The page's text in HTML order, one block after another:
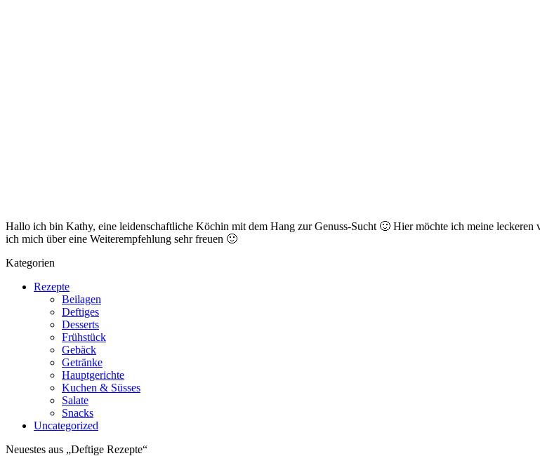
Hallo ich bin Kathy, eine leidenschaftliche Köchin mit dem Hang zur Genuss-Sucht 🙂 Hier möchte ich meine
ich mich über eine Weiterempfehlung sehr freuen 🙂
Kategorien
Rezepte
Beilagen
Deftiges
Desserts
Frühstück
Gebäck
Getränke
Hauptgerichte
Kuchen & Süsses
Salate
Snacks
Uncategorized
Neuestes aus „Deftige Rezepte“